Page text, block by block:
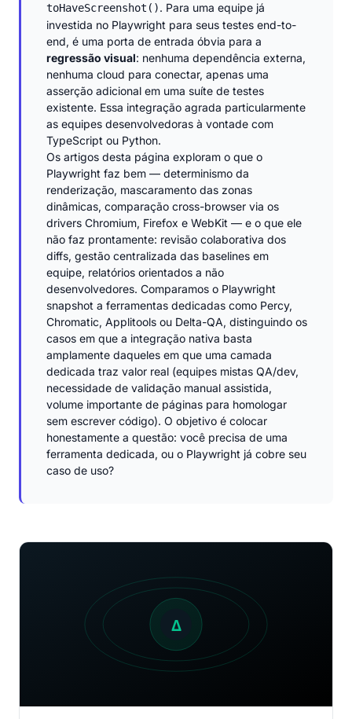
toHaveScreenshot(). Para uma equipe já
investida no Playwright para seus testes end-to-
end, é uma porta de entrada óbvia para a
regressão visual: nenhuma dependência externa,
nenhuma cloud para conectar, apenas uma
asserção adicional em uma suíte de testes
existente. Essa integração agrada particularmente
as equipes desenvolvedoras à vontade com
TypeScript ou Python.
Os artigos desta página exploram o que o
Playwright faz bem — determinismo da
renderização, mascaramento das zonas
dinâmicas, comparação cross-browser via os
drivers Chromium, Firefox e WebKit — e o que ele
não faz prontamente: revisão colaborativa dos
diffs, gestão centralizada das baselines em
equipe, relatórios orientados a não
desenvolvedores. Comparamos o Playwright
snapshot a ferramentas dedicadas como Percy,
Chromatic, Applitools ou Delta-QA, distinguindo os
casos em que a integração nativa basta
amplamente daqueles em que uma camada
dedicada traz valor real (equipes mistas QA/dev,
necessidade de validação manual assistida,
volume importante de páginas para homologar
sem escrever código). O objetivo é colocar
honestamente a questão: você precisa de uma
ferramenta dedicada, ou o Playwright já cobre seu
caso de uso?